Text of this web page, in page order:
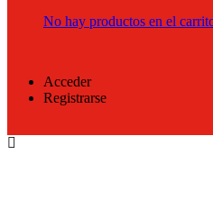
No hay productos en el
Acceder
Registrarse